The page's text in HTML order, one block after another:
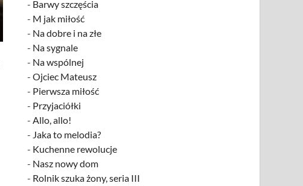
- Barwy szczęścia
- M jak miłość
- Na dobre i na złe
- Na sygnale
- Na wspólnej
-Ojciec Mateusz
- Pierwsza miłość
- Przyjaciółki
-Allo, allo!
- Jaka to melodia?
- Kuchenne rewolucje
- Nasz nowy dom
- Rolnik szuka żony, seria III